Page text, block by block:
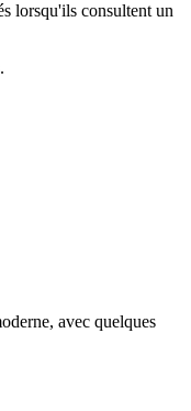
lorsqu'ils consultent un
avec quelques